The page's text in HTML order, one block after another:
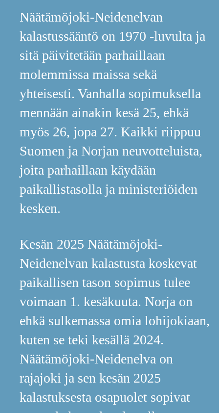
Näätämöjoki-Neidenelvan
kalastussääntö on 1970 -luvulta ja
sitä päivitetään parhaillaan
molemmissa maissa sekä
yhteisesti. Vanhalla sopimuksella
mennään ainakin kesä 25, ehkä
myös 26, jopa 27. Kaikki riippuu
Suomen ja Norjan neuvotteluista,
joita parhaillaan käydään
paikallistasolla ja ministeriöiden
kesken.
Kesän 2025 Näätämöjoki-
Neidenelvan kalastusta koskevat
paikallisen tason sopimus tulee
voimaan 1. kesäkuuta. Norja on
ehkä sulkemassa omia lohijokiaan,
kuten se teki kesällä 2024.
Näätämöjoki-Neidenelva on
rajajoki ja sen kesän 2025
kalastuksesta osapuolet sopivat